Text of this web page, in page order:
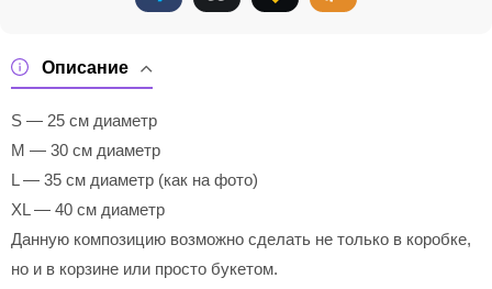
Описание
S — 25 см диаметр
M — 30 см диаметр
L — 35 см диаметр (как на фото)
XL — 40 см диаметр
Данную композицию возможно сделать не только в коробке,
но и в корзине или просто букетом.